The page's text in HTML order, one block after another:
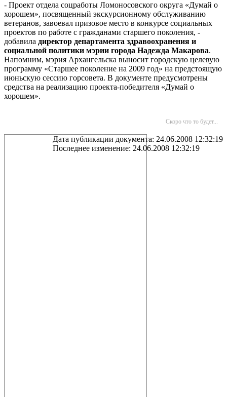
- Проект отдела соцработы Ломоносовского округа «Думай о
хорошем», посвященный экскурсионному обслуживанию
ветеранов, завоевал призовое место в конкурсе социальных
проектов по работе с гражданами старшего поколения, -
добавила директор департамента здравоохранения и
социальной политики мэрии города Надежда Макарова.
Напомним, мэрия Архангельска выносит городскую целевую
программу «Старшее поколение на 2009 год» на предстоящую
июньскую сессию горсовета. В документе предусмотрены
средства на реализацию проекта-победителя «Думай о
хорошем».
Скоро что то будет...
Дата публикации документа: 24.06.2008 12:32:19
Последнее изменение: 24.06.2008 12:32:19